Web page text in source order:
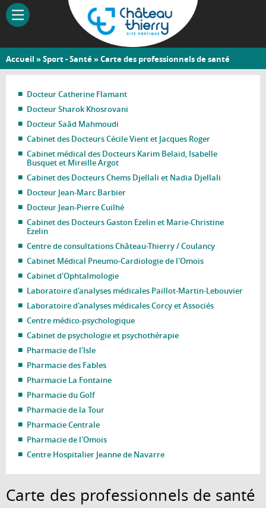
Aller
contenu
Château-
Thierry
Vous
êtes
Accueil »Sport - Santé» Carte des professionnels de santé
Docteur Catherine Flamant
Docteur Sharok Khosrovani
Docteur Saâd Mahmoudi
Cabinet des Docteurs Cécile Vient et Jacques Roger
Cabinet médical des Docteurs Karim Belaid, Isabelle
Busquet et Mireille Argot
Cabinet des Docteurs Chems Djellali et Nadia Djellali
Docteur Jean-Marc Barbier
Docteur Jean-Pierre Cuilhé
Cabinet des Docteurs Gaston Ezelin et Marie-Christine
Ezelin
Centre de consultations Château-Thierry / Coulancy
Cabinet Médical Pneumo-Cardiologie de l'Omois
Cabinet d'Ophtalmologie
Laboratoire d'analyses médicales Paillot-Martin-Lebouvier
Laboratoire d'analyses médicales Corcy et Associés
Centre médico-psychologique
Cabinet de psychologie et psychothérapie
Pharmacie de l'Isle
Pharmacie des Fables
Pharmacie La Fontaine
Pharmacie du Golf
Pharmacie de la Tour
Pharmacie Centrale
Pharmacie de l'Omois
Centre Hospitalier Jeanne de Navarre
Carte des professionnels de santé